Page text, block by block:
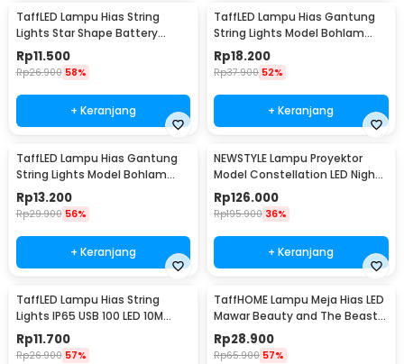
TaffLED Lampu Hias String
Lights Star Shape Battery
Power 20 LED 3M - 2G11
Rp11.500
Rp26.900 58%
+ Keranjang
TaffLED Lampu Hias Gantung
String Lights Model Bohlam
Mini Waterproof 6M - ZYD0931
Rp18.200
Rp37.900 52%
+ Keranjang
TaffLED Lampu Hias Gantung
String Lights Model Bohlam
Mini Waterproof 3M - ZYD0931
Rp13.200
Rp29.900 56%
+ Keranjang
NEWSTYLE Lampu Proyektor
Model Constellation LED Night
Light 3W 5V - NL-USB
Rp126.000
Rp195.900 36%
+ Keranjang
TaffLED Lampu Hias String
Lights IP65 USB 100 LED 10M
Warm White - TDC-01
Rp11.700
Rp26.900 57%
TaffHOME Lampu Meja Hias LED
Mawar Beauty and The Beast
Warm White - AC01
Rp28.900
Rp65.900 57%